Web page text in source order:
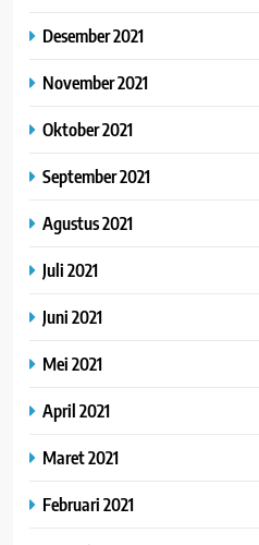
Desember 2021
November 2021
Oktober 2021
September 2021
Agustus 2021
Juli 2021
Juni 2021
Mei 2021
April 2021
Maret 2021
Februari 2021